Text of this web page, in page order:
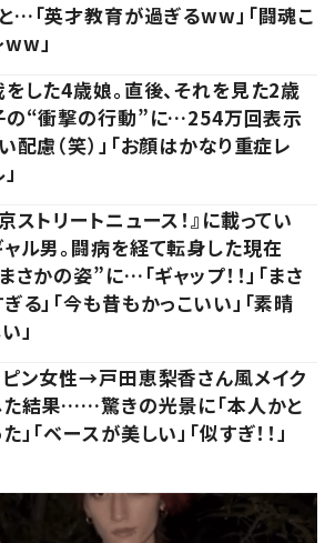
…「英才教育が過ぎるww」「闘魂こ
」
した4歳娘。直後、それを見た2歳
の“衝撃の行動”に…254万回表示
配慮（笑）」「お顔はかなり重症レ
ストリートニュース！』に載ってい
ャル男。闘病を経て転身した現在
さかの姿”に…「ギャップ！！」「まさ
る」「今も昔もかっこいい」「素晴
」
ン女性→戸田恵梨香さん風メイク
た結果……驚きの光景に「本人かと
」「ベースが美しい」「似すぎ！！」